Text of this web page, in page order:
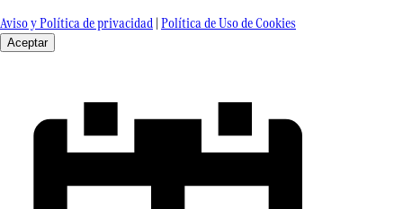
Aviso y Política de privacidad|Política de Uso de Cookies
Aceptar